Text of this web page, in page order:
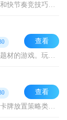
《异星战争》是一款以策略经营为题材的游戏。玩家在游戏里将化身为一名指挥官，驾驶星际飞船在浩瀚宇宙中展开探索。一旦发现宜居星球，便可运用各类卡牌来建造建筑，同时布
查看
查看